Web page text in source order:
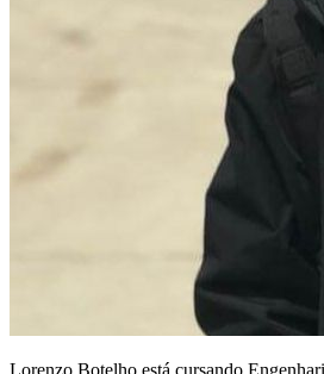
Lorenzo Botelho está cursando